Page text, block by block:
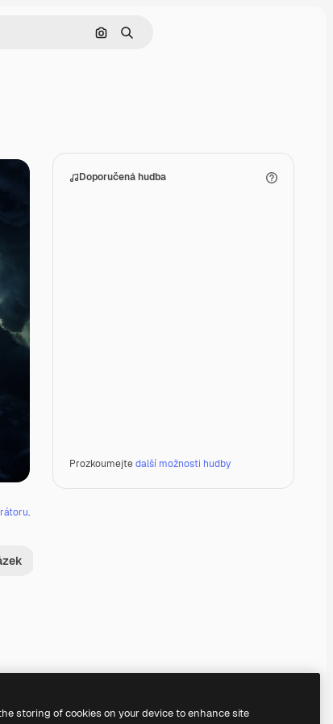
Hledat podle obrázku
Hledat
.
Doporučená hudba
Prozkoumejtedalší možnosti hudby
storing of cookies on your device to enhance site